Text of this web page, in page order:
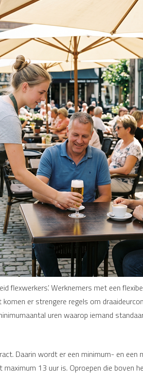
flexwerkers’. Werknemers met een
er strengere regels om
uren waarop iemand
Daarin wordt er een minimum- en een
13 uur is. Oproepen die boven